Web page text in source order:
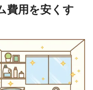
費用を安くす